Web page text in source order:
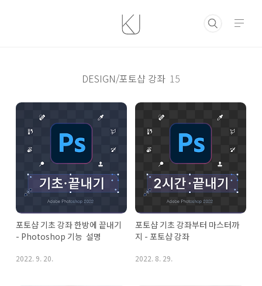
DESIGN/포토샵 강좌 15
포토샵 기초 강좌 한방에 끝내기
- Photoshop 기능  설명
2022. 9. 20.
포토샵 기초 강좌부터 마스터까
지 - 포토샵 강좌
2022. 8. 29.